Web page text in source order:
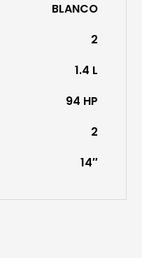
BLANCO
2
1.4 L
94 HP
2
14″